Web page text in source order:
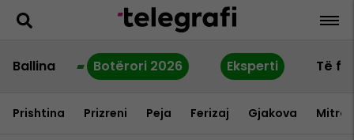
Ballina Botërori 2026 Eksperti Të
Prishtina Prizreni Peja Ferizaj Gjakova